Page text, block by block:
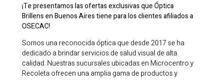
¡Te presentamos las ofertas exclusivas que Óptica
Brillens en Buenos Aires tiene para los clientes afiliados a
OSECAC!
Somos una reconocida óptica que desde 2017 se ha
dedicado a brindar servicios de salud visual de alta
calidad. Nuestras sucursales ubicadas en Microcentro y
Recoleta ofrecen una amplia gama de productos y